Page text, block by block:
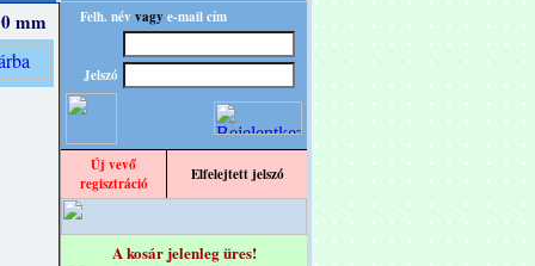
mm
Felh. név vagy e-mail cím
Jelszó
Új vevő
regisztráció
Elfelejtett jelszó
A kosár jelenleg üres!